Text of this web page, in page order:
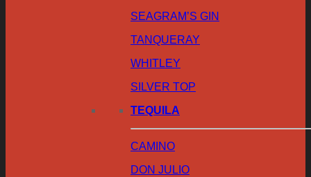
SEAGRAM’S GIN
TANQUERAY
WHITLEY
SILVER TOP
TEQUILA
CAMINO
DON JULIO